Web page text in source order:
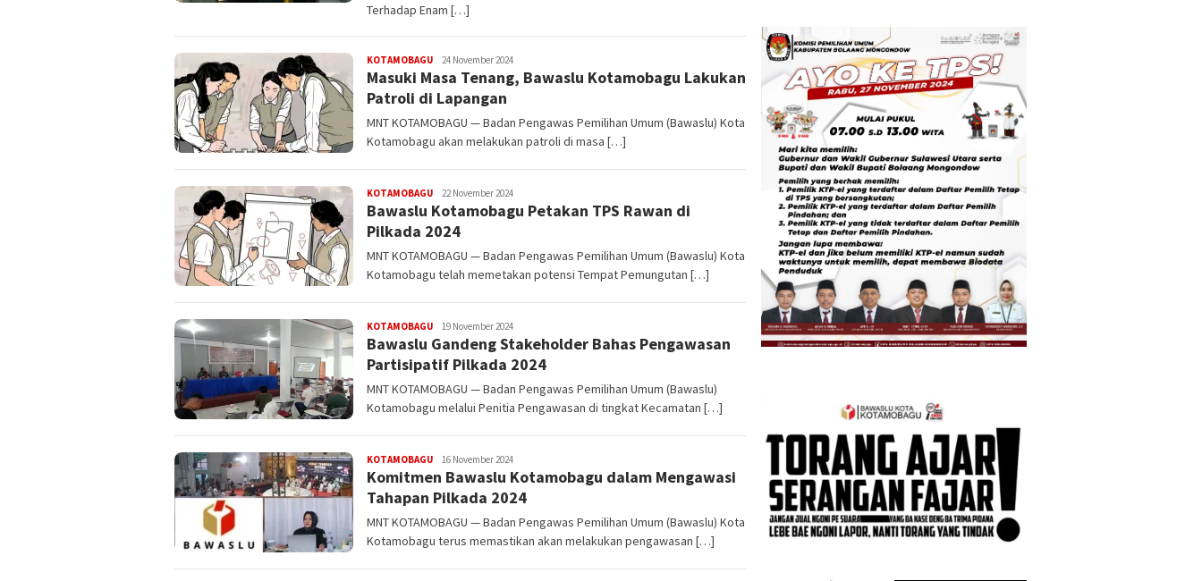
Terhadap Enam […]
KOTAMOBAGU Demsi
Laluas
24 November 2024
Masuki Masa Tenang, Bawaslu Kotamobagu Lakukan
Patroli di Lapangan
MNT KOTAMOBAGU — Badan Pengawas Pemilihan Umum (Bawaslu) Kota
Kotamobagu akan melakukan patroli di masa […]
KOTAMOBAGU Demsi
Laluas
22 November 2024
Bawaslu Kotamobagu Petakan TPS Rawan di
Pilkada 2024
MNT KOTAMOBAGU — Badan Pengawas Pemilihan Umum (Bawaslu) Kota
Kotamobagu telah memetakan potensi Tempat Pemungutan […]
KOTAMOBAGU Demsi
Laluas
19 November 2024
Bawaslu Gandeng Stakeholder Bahas Pengawasan
Partisipatif Pilkada 2024
MNT KOTAMOBAGU — Badan Pengawas Pemilihan Umum (Bawaslu)
Kotamobagu melalui Penitia Pengawasan di tingkat Kecamatan […]
KOTAMOBAGU Demsi
Laluas
16 November 2024
Komitmen Bawaslu Kotamobagu dalam Mengawasi
Tahapan Pilkada 2024
MNT KOTAMOBAGU — Badan Pengawas Pemilihan Umum (Bawaslu) Kota
Kotamobagu terus memastikan akan melakukan pengawasan […]